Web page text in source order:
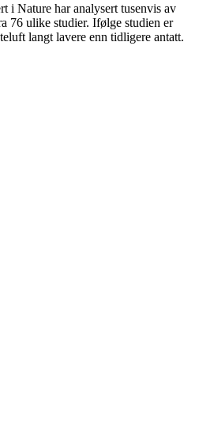
i Nature har analysert tusenvis av
76 ulike studier. Ifølge studien er
langt lavere enn tidligere antatt.